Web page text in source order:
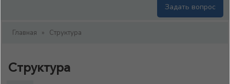
Задать вопрос
Главная » Структура
Структура